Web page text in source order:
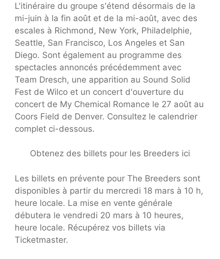
L'itinéraire du groupe s'étend désormais de la
mi-juin à la fin août et de la mi-août, avec des
escales à Richmond, New York, Philadelphie,
Seattle, San Francisco, Los Angeles et San
Diego. Sont également au programme des
spectacles annoncés précédemment avec
Team Dresch, une apparition au Sound Solid
Fest de Wilco et un concert d'ouverture du
concert de My Chemical Romance le 27 août au
Coors Field de Denver. Consultez le calendrier
complet ci-dessous.
Obtenez des billets pour les Breeders ici
Les billets en prévente pour The Breeders sont
disponibles à partir du mercredi 18 mars à 10 h,
heure locale. La mise en vente générale
débutera le vendredi 20 mars à 10 heures,
heure locale. Récupérez vos billets via
Ticketmaster.